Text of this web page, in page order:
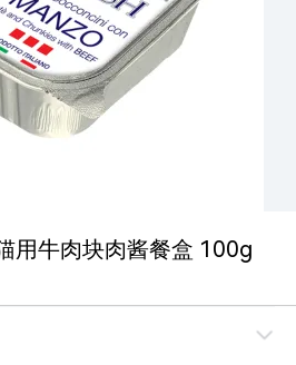
用牛肉块肉酱餐盒 100g